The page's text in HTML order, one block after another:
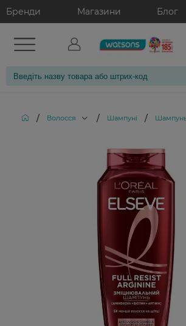
Бренди Магазини Блог
/ Волосся / Шампуні /